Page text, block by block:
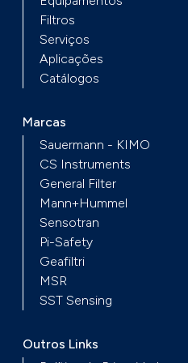
Filtros
Serviços
Aplicações
Catálogos
Marcas
Sauermann - KIMO
CS Instruments
General Filter
Mann+Hummel
Sensotran
Pi-Safety
Geafiltri
MSR
SST Sensing
Outros Links